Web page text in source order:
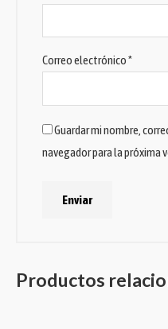
Correo electrónico*
Guardar mi nombre,
navegador para la próxima
Productos